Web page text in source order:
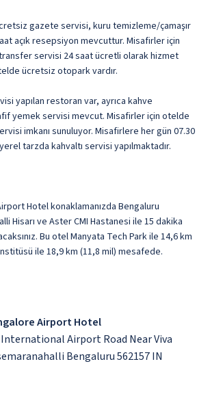
gazete servisi, kuru temizleme/çamaşır
açık resepsiyon mevcuttur. Misafirler için
servisi 24 saat ücretli olarak hizmet
ücretsiz otopark vardır.
yapılan restoran var, ayrıca kahve
yemek servisi mevcut. Misafirler için otelde
imkanı sunuluyor. Misafirlere her gün 07.30
tarzda kahvaltı servisi yapılmaktadır.
Hotel konaklamanızda Bengaluru
Hisarı ve Aster CMI Hastanesi ile 15 dakika
Bu otel Manyata Tech Park ile 14,6 km
ile 18,9 km (11,8 mil) mesafede.
Airport Hotel
Airport Road Near Viva
Bengaluru 562157 IN